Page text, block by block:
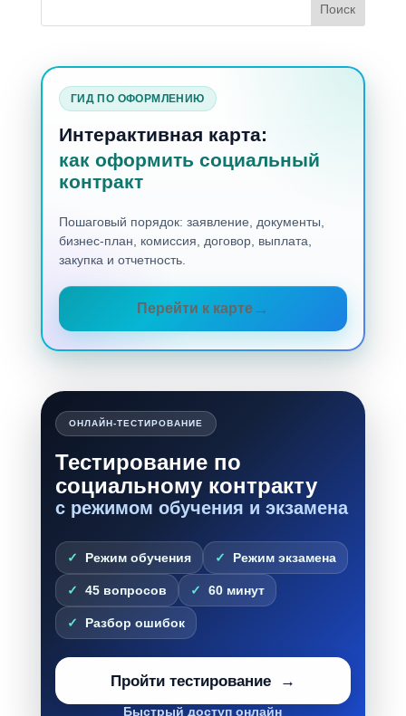
ГИД ПО ОФОРМЛЕНИЮ
Интерактивная карта:
как оформить социальный
контракт
Пошаговый порядок: заявление, документы,
бизнес-план, комиссия, договор, выплата,
закупка и отчетность.
Перейти к карте
ОНЛАЙН-ТЕСТИРОВАНИЕ
Тестирование по
социальному контракту
с режимом обучения и экзамена
Режим обучения Режим экзамена
45 вопросов 60 минут
Разбор ошибок
Пройти тестирование
Быстрый доступ онлайн